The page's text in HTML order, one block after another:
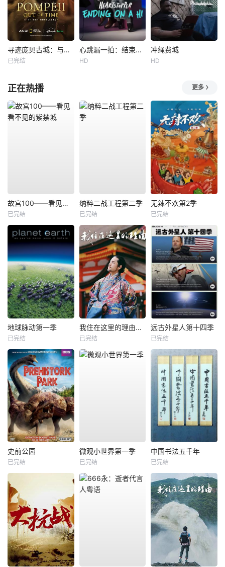
寻迹庞贝古城：与汤姆·希德勒斯顿同行
已完结
心跳漏一拍：结束在一声嗨
HD
冲绳费城
HD
正在热播 更多
故宫100——看见看不见的紫禁城
已完结
纳粹二战工程第二季
已完结
无辣不欢第2季
已完结
地球脉动第一季
已完结
我住在这里的理由第二季
已完结
远古外星人第十四季
已完结
史前公园
已完结
微观小世界第一季
已完结
中国书法五千年
已完结